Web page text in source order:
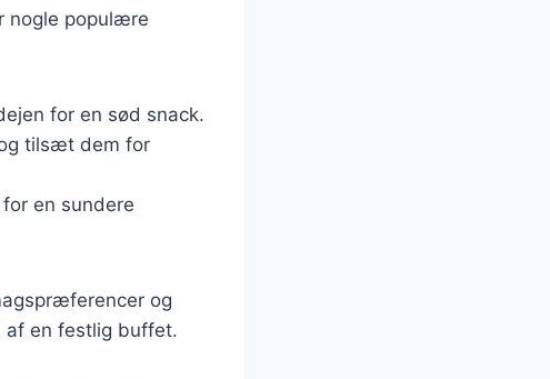
nogle populære
for en sød snack.
tilsæt dem for
en sundere
og
af en festlig buffet.